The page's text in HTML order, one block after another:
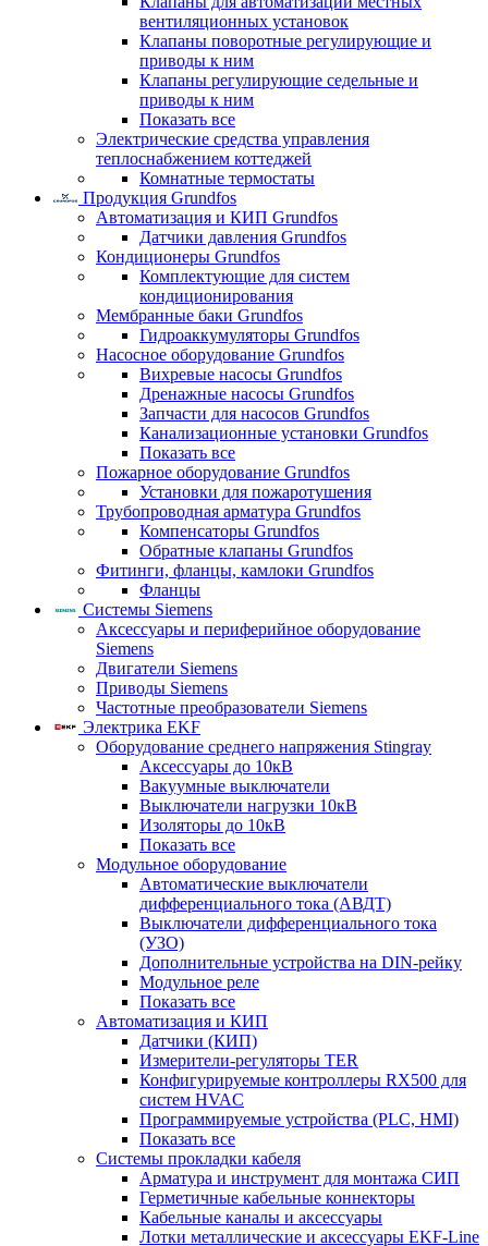
вентиляционных установок
Клапаны поворотные регулирующие и
приводы к ним
Клапаны регулирующие седельные и
приводы к ним
Показать все
Электрические средства управления
теплоснабжением коттеджей
Комнатные термостаты
Продукция Grundfos
Автоматизация и КИП Grundfos
Датчики давления Grundfos
Кондиционеры Grundfos
Комплектующие для систем
кондиционирования
Мембранные баки Grundfos
Гидроаккумуляторы Grundfos
Насосное оборудование Grundfos
Вихревые насосы Grundfos
Дренажные насосы Grundfos
Запчасти для насосов Grundfos
Канализационные установки Grundfos
Показать все
Пожарное оборудование Grundfos
Установки для пожаротушения
Трубопроводная арматура Grundfos
Компенсаторы Grundfos
Обратные клапаны Grundfos
Фитинги, фланцы, камлоки Grundfos
Фланцы
Системы Siemens
Аксессуары и периферийное оборудование
Siemens
Двигатели Siemens
Приводы Siemens
Частотные преобразователи Siemens
Электрика EKF
Оборудование среднего напряжения Stingray
Аксессуары до 10кВ
Вакуумные выключатели
Выключатели нагрузки 10кВ
Изоляторы до 10кВ
Показать все
Модульное оборудование
Автоматические выключатели
дифференциального тока (АВДТ)
Выключатели дифференциального тока
(УЗО)
Дополнительные устройства на DIN-рейку
Модульное реле
Показать все
Автоматизация и КИП
Датчики (КИП)
Измерители-регуляторы TER
Конфигурируемые контроллеры RX500 для
систем HVAC
Программируемые устройства (PLC, HMI)
Показать все
Системы прокладки кабеля
Арматура и инструмент для монтажа СИП
Герметичные кабельные коннекторы
Кабельные каналы и аксессуары
Лотки металлические и аксессуары EKF-Line